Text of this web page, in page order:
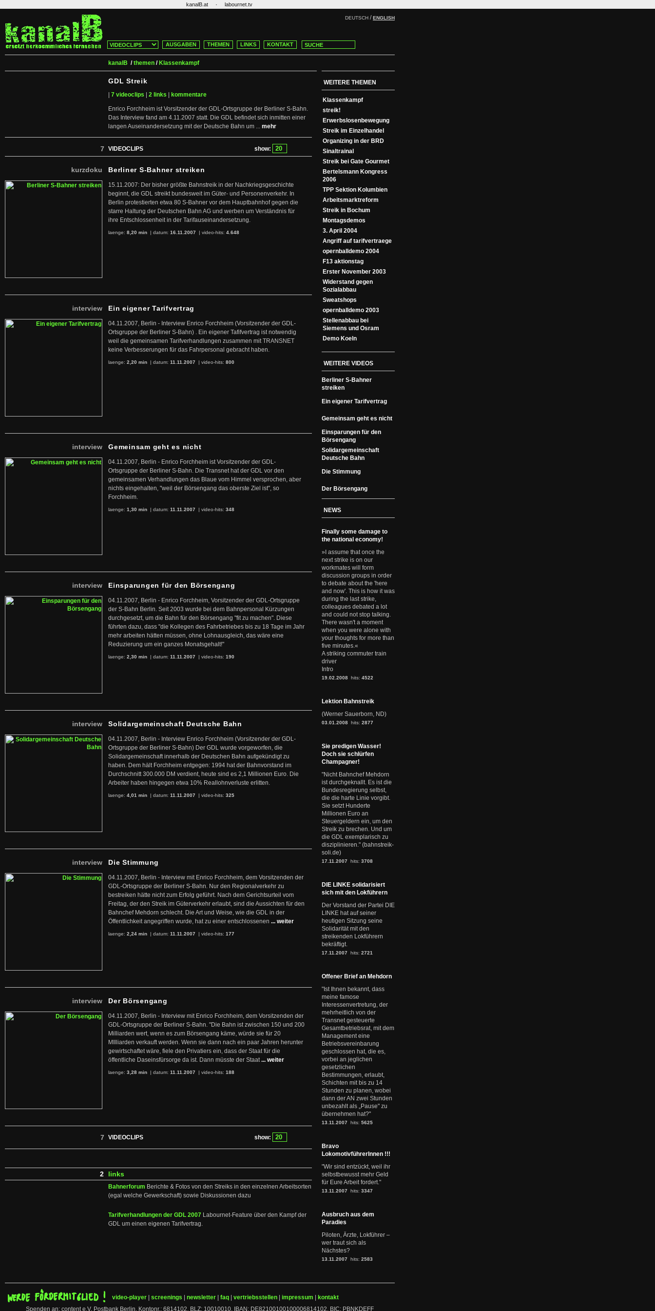
kanalB.at · labournet.tv
DEUTSCH /ENGLISH
AUSGABEN THEMEN LINKS KONTAKT
kanalB /themen / Klassenkampf
GDL Streik
7 videoclips 2 links kommentare
Enrico Forchheim ist Vorsitzender der GDL-Ortsgruppe der Berliner S-Bahn.
Das Interview fand am 4.11.2007 statt. Die GDL befindet sich inmitten einer
langen Auseinandersetzung mit der Deutsche Bahn um ... mehr
7 VIDEOCLIPS show:
kurzdoku Berliner S-Bahner streiken
15.11.2007: Der bisher größte Bahnstreik in der Nachkriegsgeschichte
beginnt, die GDL streikt bundesweit im Güter- und Personenverkehr. In
Berlin protestierten etwa 80 S-Bahner vor dem Hauptbahnhof gegen die
starre Haltung der Deutschen Bahn AG und werben um Verständnis für
ihre Entschlossenheit in der Tarifauseinandersetzung.
laenge: 8,20 min | datum: 16.11.2007 | video-hits: 4.648
interview Ein eigener Tarifvertrag
04.11.2007, Berlin - Interview Enrico Forchheim (Vorsitzender der GDL-
Ortsgruppe der Berliner S-Bahn) . Ein eigener Tafifvertrag ist notwendig
weil die gemeinsamen Tarifverhandlungen zusammen mit TRANSNET
keine Verbesserungen für das Fahrpersonal gebracht haben.
laenge: 2,20 min | datum: 11.11.2007 | video-hits: 800
interview Gemeinsam geht es nicht
04.11.2007, Berlin - Enrico Forchheim ist Vorsitzender der GDL-
Ortsgruppe der Berliner S-Bahn. Die Transnet hat der GDL vor den
gemeinsamen Verhandlungen das Blaue vom Himmel versprochen, aber
nichts eingehalten, "weil der Börsengang das oberste Ziel ist", so
Forchheim.
laenge: 1,30 min | datum: 11.11.2007 | video-hits: 348
interview Einsparungen für den Börsengang
04.11.2007, Berlin - Enrico Forchheim, Vorsitzender der GDL-Ortsgruppe
der S-Bahn Berlin. Seit 2003 wurde bei dem Bahnpersonal Kürzungen
durchgesetzt, um die Bahn für den Börsengang "fit zu machen". Diese
führten dazu, dass "die Kollegen des Fahrbetriebes bis zu 18 Tage im Jahr
mehr arbeiten hätten müssen, ohne Lohnausgleich, das wäre eine
Reduzierung um ein ganzes Monatsgehalt!"
laenge: 2,30 min | datum: 11.11.2007 | video-hits: 190
interview Solidargemeinschaft Deutsche Bahn
04.11.2007, Berlin - Interview Enrico Forchheim (Vorsitzender der GDL-
Ortsgruppe der Berliner S-Bahn) Der GDL wurde vorgeworfen, die
Solidargemeinschaft innerhalb der Deutschen Bahn aufgekündigt zu
haben. Dem hält Forchheim entgegen: 1994 hat der Bahnvorstand im
Durchschnitt 300.000 DM verdient, heute sind es 2,1 Millionen Euro. Die
Arbeiter haben hingegen etwa 10% Reallohnverluste erlitten.
laenge: 4,01 min | datum: 11.11.2007 | video-hits: 325
interview Die Stimmung
04.11.2007, Berlin - Interview mit Enrico Forchheim, dem Vorsitzenden der
GDL-Ortsgruppe der Berliner S-Bahn. Nur den Regionalverkehr zu
bestreiken hätte nicht zum Erfolg geführt. Nach dem Gerichtsurteil vom
Freitag, der den Streik im Güterverkehr erlaubt, sind die Aussichten für den
Bahnchef Mehdorn schlecht. Die Art und Weise, wie die GDL in der
Öffentlichkeit angegriffen wurde, hat zu einer entschlossenen ... weiter
laenge: 2,24 min | datum: 11.11.2007 | video-hits: 177
interview Der Börsengang
04.11.2007, Berlin - Interview mit Enrico Forchheim, dem Vorsitzenden der
GDL-Ortsgruppe der Berliner S-Bahn. "Die Bahn ist zwischen 150 und 200
Milliarden wert, wenn es zum Börsengang käme, würde sie für 20
MIlliarden verkauft werden. Wenn sie dann nach ein paar Jahren herunter
gewirtschaftet wäre, fiele den Privatiers ein, dass der Staat für die
öffentliche Daseinsfürsorge da ist. Dann müsste der Staat ... weiter
laenge: 3,28 min | datum: 11.11.2007 | video-hits: 188
7 VIDEOCLIPS show:
2 links
Bahnerforum Berichte & Fotos von den Streiks in den einzelnen Arbeitsorten
(egal welche Gewerkschaft) sowie Diskussionen dazu
Tarifverhandlungen der GDL 2007 Labournet-Feature über den Kampf der
GDL um einen eigenen Tarifvertrag.
WEITERE THEMEN
Klassenkampf
streik!
Erwerbslosenbewegung
Streik im Einzelhandel
Organizing in der BRD
Sinaltrainal
Streik bei Gate Gourmet
Bertelsmann Kongress
2006
TPP Sektion Kolumbien
Arbeitsmarktreform
Streik in Bochum
Montagsdemos
3. April 2004
Angriff auf tarifvertraege
opernballdemo 2004
F13 aktionstag
Erster November 2003
Widerstand gegen
Sozialabbau
Sweatshops
opernballdemo 2003
Stellenabbau bei
Siemens und Osram
Demo Koeln
WEITERE VIDEOS
Berliner S-Bahner
streiken
Ein eigener Tarifvertrag
Gemeinsam geht es nicht
Einsparungen für den
Börsengang
Solidargemeinschaft
Deutsche Bahn
Die Stimmung
Der Börsengang
NEWS
Finally some damage to
the national economy!
»I assume that once the
next strike is on our
workmates will form
discussion groups in order
to debate about the 'here
and now'. This is how it was
during the last strike,
colleagues debated a lot
and could not stop talking.
There wasn't a moment
when you were alone with
your thoughts for more than
five minutes.«
A striking commuter train
driver
Intro
19.02.2008 hits: 4522
Lektion Bahnstreik
(Werner Sauerborn, ND)
03.01.2008 hits: 2877
Sie predigen Wasser!
Doch sie schlürfen
Champagner!
"Nicht Bahnchef Mehdorn
ist durchgeknallt. Es ist die
Bundesregierung selbst,
die die harte Linie vorgibt.
Sie setzt Hunderte
Millionen Euro an
Steuergeldern ein, um den
Streik zu brechen. Und um
die GDL exemplarisch zu
disziplinieren." (bahnstreik-
soli.de)
17.11.2007 hits: 3708
DIE LINKE solidarisiert
sich mit den Lokführern
Der Vorstand der Partei DIE
LINKE hat auf seiner
heutigen Sitzung seine
Solidarität mit den
streikenden Lokführern
bekräftigt.
17.11.2007 hits: 2721
Offener Brief an Mehdorn
"Ist Ihnen bekannt, dass
meine famose
Interessenvertretung, der
mehrheitlich von der
Transnet gesteuerte
Gesamtbetriebsrat, mit dem
Management eine
Betriebsvereinbarung
geschlossen hat, die es,
vorbei an jeglichen
gesetzlichen
Bestimmungen, erlaubt,
Schichten mit bis zu 14
Stunden zu planen, wobei
dann der AN zwei Stunden
unbezahlt als „Pause" zu
übernehmen hat?"
13.11.2007 hits: 5625
Bravo
LokomotivführerInnen !!!
"Wir sind entzückt, weil ihr
selbstbewusst mehr Geld
für Eure Arbeit fordert."
13.11.2007 hits: 3347
Ausbruch aus dem
Paradies
Piloten, Ärzte, Lokführer –
wer traut sich als
Nächstes?
13.11.2007 hits: 2583
video-player screenings newsletter faq vertriebsstellen impressum
kontakt
Spenden an: content e.V. Postbank Berlin, Kontonr.: 6814102, BLZ: 10010010, IBAN: DE82100100100006814102, BIC: PBNKDEFF